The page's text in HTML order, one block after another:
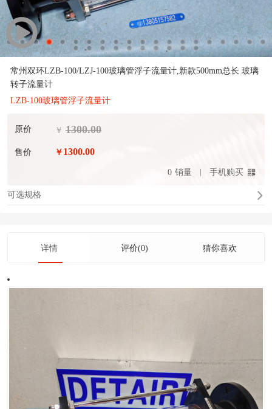
常州双环LZB-100/LZJ-100玻璃管浮子流量计,新款500mm总长 玻璃
转子流量计
LZB-100玻璃管浮子流量计
原价 ￥ 1300.00
售价 ￥ 1300.00
0 销量 手机购买
可选规格
详情 评价(0) 猜你喜欢